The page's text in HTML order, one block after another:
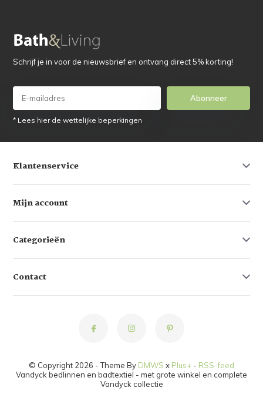
Schrijf je in voor de nieuwsbrief en ontvang direct 5% korting!
Abonneer
* Lees hier de wettelijke beperkingen
Klantenservice
Mijn account
Categorieën
Contact
© Copyright 2026 - Theme By DMWS x Plus+ - RSS-feed
Vandyck bedlinnen en badtextiel - met grote winkel en complete
Vandyck collectie